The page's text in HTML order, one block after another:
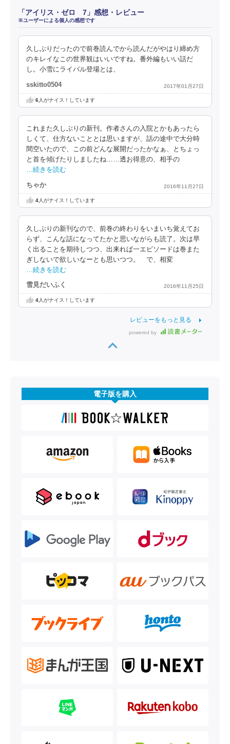
「アイリス・ゼロ 7」感想・レビュー
※ユーザーによる個人の感想です
久しぶりだったので前巻読んでから読んだがやはり締め方
のキレイなこの世界観はいいですね。番外編もいい話だ
し。小雪にライバル登場とは、
sskitto0504 2017年01月27日
6人がナイス！しています
これまた久しぶりの新刊。作者さんの入院とかもあったら
しくて、仕方ないこととは思いますが、話の途中で大分時
間空いたので、この前どんな展開だったかなぁ、とちょっ
と首を傾げたりしましたね……透お得意の、相手の
…続きを読む
ちゃか 2016年11月27日
4人がナイス！しています
久しぶりの新刊なので、前巻の終わりをいまいち覚えてお
らず、こんな話になってたかと思いながらも読了。次は早
く出ることを期待しつつ、出来れば一エピソードは巻また
ぎしないで欲しいなーとも思いつつ。 で、相変
…続きを読む
雪見だいふく 2016年11月25日
4人がナイス！しています
レビューをもっと見る
powered by
電子版を購入